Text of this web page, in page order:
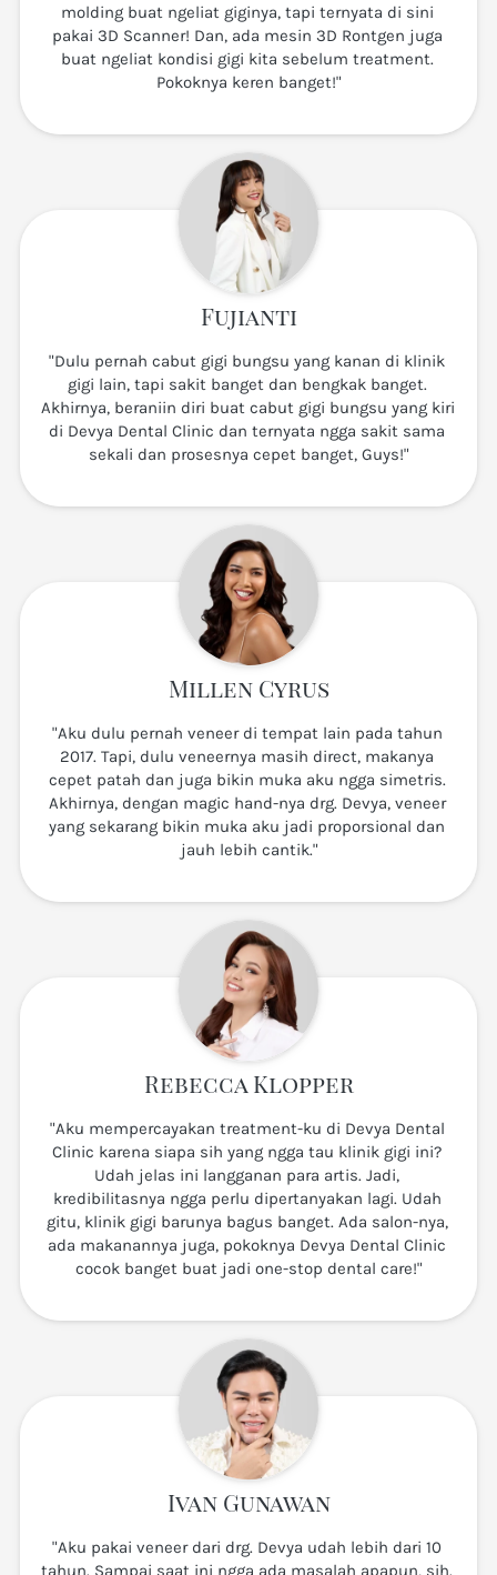
molding buat ngeliat giginya, tapi ternyata di sini
pakai 3D Scanner! Dan, ada mesin 3D Rontgen juga
buat ngeliat kondisi gigi kita sebelum treatment.
Pokoknya keren banget!"
Fujianti
"Dulu pernah cabut gigi bungsu yang kanan di klinik
gigi lain, tapi sakit banget dan bengkak banget.
Akhirnya, beraniin diri buat cabut gigi bungsu yang kiri
di Devya Dental Clinic dan ternyata ngga sakit sama
sekali dan prosesnya cepet banget, Guys!"
Millen Cyrus
"Aku dulu pernah veneer di tempat lain pada tahun
2017. Tapi, dulu veneernya masih direct, makanya
cepet patah dan juga bikin muka aku ngga simetris.
Akhirnya, dengan magic hand-nya drg. Devya, veneer
yang sekarang bikin muka aku jadi proporsional dan
jauh lebih cantik."
Rebecca Klopper
"Aku mempercayakan treatment-ku di Devya Dental
Clinic karena siapa sih yang ngga tau klinik gigi ini?
Udah jelas ini langganan para artis. Jadi,
kredibilitasnya ngga perlu dipertanyakan lagi. Udah
gitu, klinik gigi barunya bagus banget. Ada salon-nya,
ada makanannya juga, pokoknya Devya Dental Clinic
cocok banget buat jadi one-stop dental care!"
Ivan Gunawan
"Aku pakai veneer dari drg. Devya udah lebih dari 10
tahun. Sampai saat ini ngga ada masalah apapun, sih.